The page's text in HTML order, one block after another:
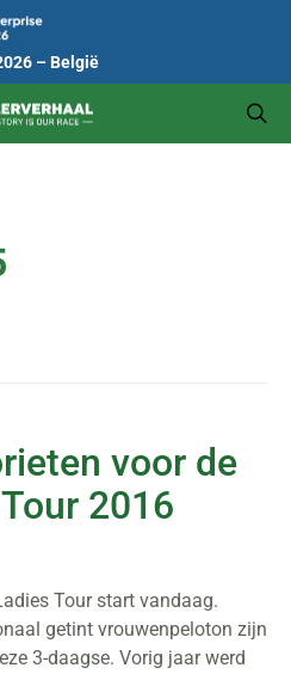
– België
voor de
2016
Tour start vandaag.
getint vrouwenpeloton zijn
3-daagse. Vorig jaar werd